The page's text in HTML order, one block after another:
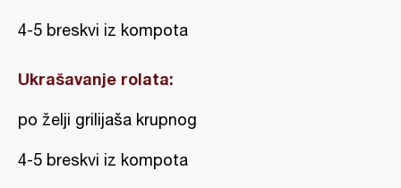
4-5 breskvi iz kompota
Ukrašavanje rolata:
po želji grilijaša krupnog
4-5 breskvi iz kompota